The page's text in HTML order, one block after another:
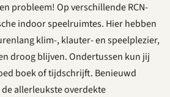
probleem! Op verschillende RCN-
indoor speelruimtes. Hier hebben
klim-, klauter- en speelplezier,
droog blijven. Ondertussen kun jij
boek of tijdschrijft. Benieuwd
allerleukste overdekte